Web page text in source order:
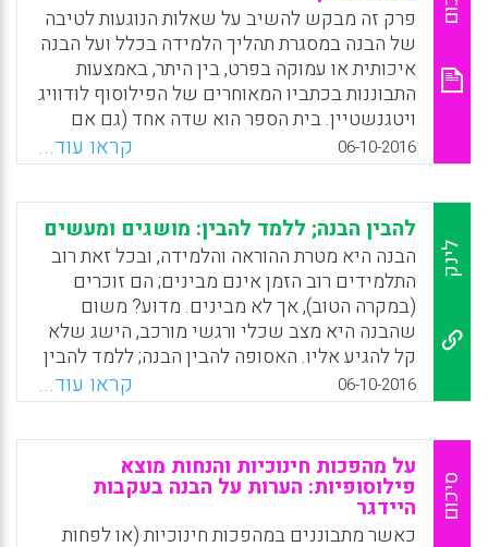
שבמידה רבה בית ספר שיתפקד כמו שהוא דמיין
לעצמו כבר לא יהיה בית ספר כפי שאנחנו מכירים
אותו היום" (ג'יי הורוויץ).
WhatsApp
Facebook
Email
X
פרק זה מבקש להשיב על שאלות הנוגעות לטיבה
של הבנה במסגרת תהליך הלמידה בכלל ועל הבנה
איכותית או עמוקה בפרט, בין היתר, באמצעות
התבוננות בכתביו המאוחרים של הפילוסוף לודוויג
ויטגנשטיין. בית הספר הוא שדה אחד (גם אם
חשוב) שבו נוכחת סוגיית ההבנה. אבל כדי לפענח
הבנה יש להתייחס אליה בהקשרים רחבים יותר,
שכן היא נוכחת בחיינו מרגע שאנו מתחילים
ללמוד את העולם שאנו חיים בו. רק מתוך
הקשרים אלו אפשר לגזור את ההתייחסות לסוגיית
הלמידה וההבנה בבית הספר ובמוסדות חינוך
אחרים (יהודה בן-דור).
WhatsApp
Facebook
Email
X
06-10-2016 קראו עוד...
לינק
להבין הבנה; ללמד להבין: מושגים ומעשים
הבנה היא מטרת ההוראה והלמידה, ובכל זאת רוב
התלמידים רוב הזמן אינם מבינים; הם זוכרים
(במקרה הטוב), אך לא מבינים. מדוע? משום
שהבנה היא מצב שכלי ורגשי מורכב, הישג שלא
קל להגיע אליו. האסופה להבין הבנה; ללמד להבין
מסבירה מהי הבנה וכיצד אפשר לטפח אותה בבתי
הספר ובמסגרות אחרות. חינוך להבנה מאתגר כיום
את ההוגים ואת חוקרי החינוך המובילים. מיטב
המומחים בעולם ובארץ מציעים מושגים שונים
להבנה ודרכים שונות לטפח אותה במערכת החינוך
ובמערכות אחרות. האסופה מציגה את הגותם ואת
מחקריהם בתחום (יורם הרפז).
06-10-2016 קראו עוד...
סיכום
על מהפכות חינוכיות והנחות מוצא
פילוסופיות: הערות על הבנה בעקבות
היידגר
כאשר מתבוננים במהפכות חינוכיות (או לפחות